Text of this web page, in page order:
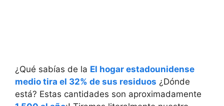
¿Qué sabías de la El hogar estadounidense
medio tira el 32% de sus residuos ¿Dónde
está? Estas cantidades son aproximadamente